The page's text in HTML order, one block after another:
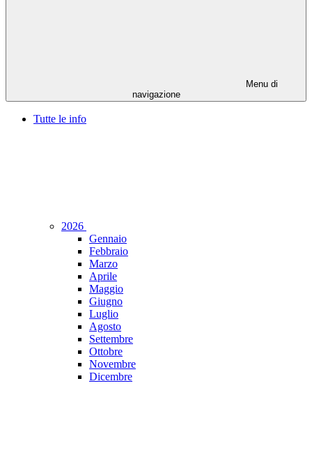
Menu di
navigazione
Tutte le info
2026
Gennaio
Febbraio
Marzo
Aprile
Maggio
Giugno
Luglio
Agosto
Settembre
Ottobre
Novembre
Dicembre